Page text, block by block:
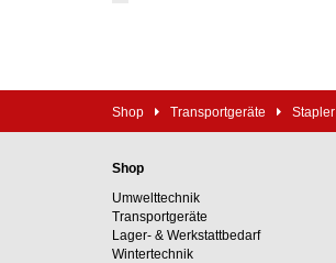
Shop Transportgeräte Stapler
Shop
Umwelttechnik
Transportgeräte
Lager- & Werkstattbedarf
Wintertechnik